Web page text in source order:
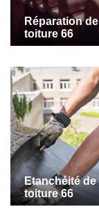
Réparation de
toiture 66
Etanchéité de
toiture 66